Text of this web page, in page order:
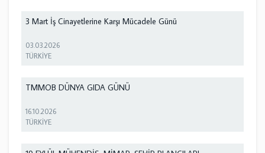
3 Mart İş Cinayetlerine Karşı Mücadele Günü
03.03.2026
TÜRKİYE
TMMOB DÜNYA GIDA GÜNÜ
16.10.2026
TÜRKİYE